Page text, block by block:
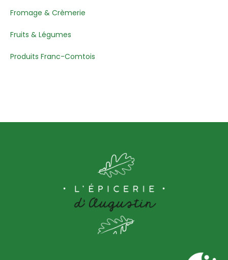
Fromage & Crèmerie
Fruits & Légumes
Produits Franc-Comtois